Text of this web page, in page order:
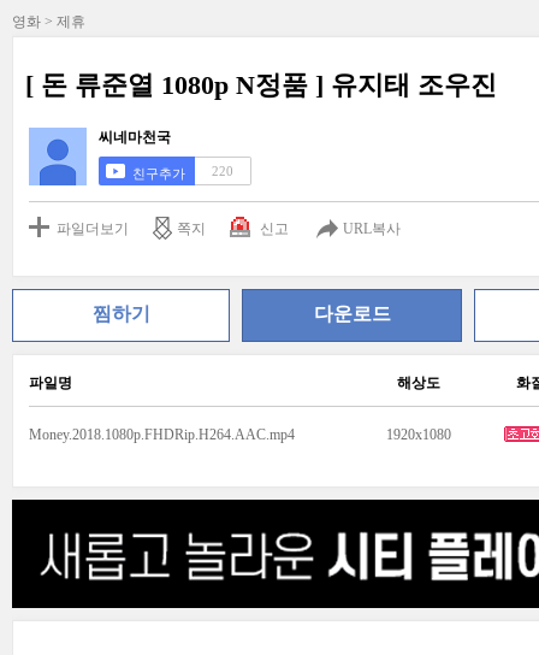
영화 > 제휴
[ 돈 류준열 1080p N정품 ] 유지태 조우진
씨네마천국
친구추가 220
파일더보기 쪽지 신고 URL복사
찜하기 다운로드
파일명 해상도 화
Money.2018.1080p.FHDRip.H264.AAC.mp4 1920x1080